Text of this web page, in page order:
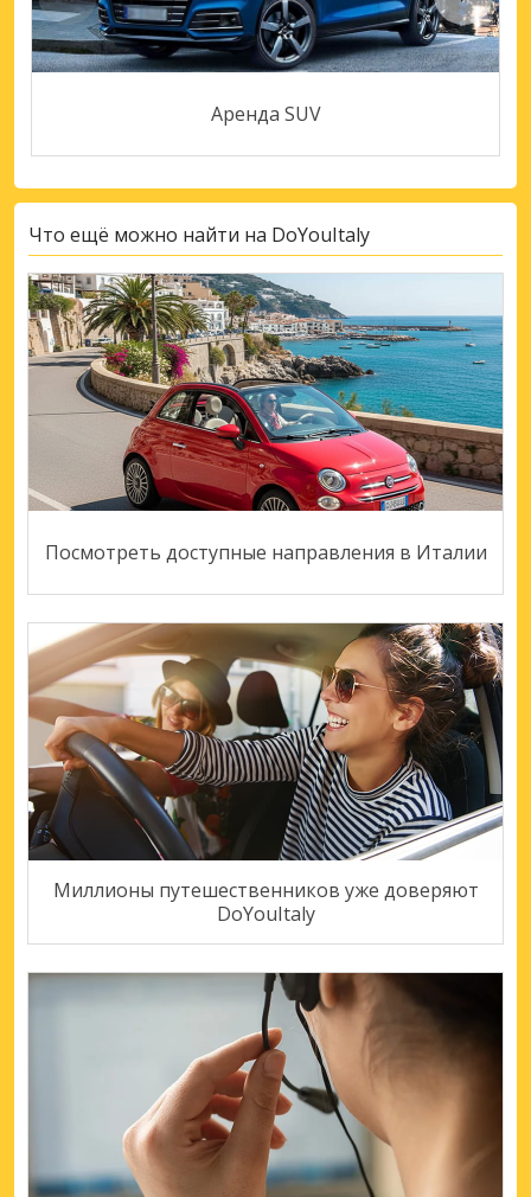
Аренда SUV
Что ещё можно найти на DoYouItaly
Посмотреть доступные направления в Италии
Миллионы путешественников уже доверяют
DoYouItaly